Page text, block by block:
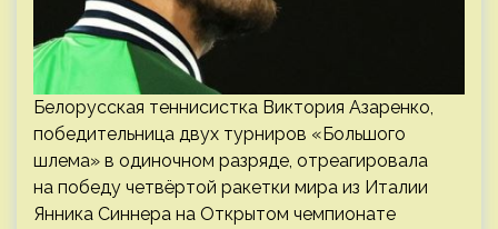
Белорусская теннисистка Виктория Азаренко,
победительница двух турниров «Большого
шлема» в одиночном разряде, отреагировала
на победу четвёртой ракетки мира из Италии
Янника Синнера на Открытом чемпионате